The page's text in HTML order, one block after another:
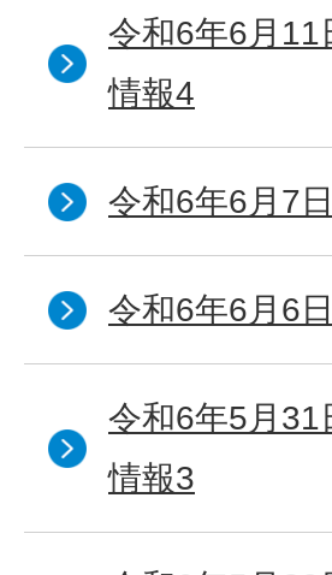
令和6年6月11
情報4
令和6年6月7
令和6年6月6
令和6年5月31
情報3